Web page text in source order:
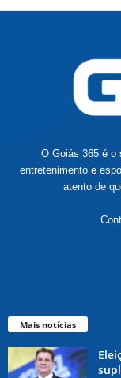
O Goiás 365 é o
entretenimento e
atento de
Mais notícias